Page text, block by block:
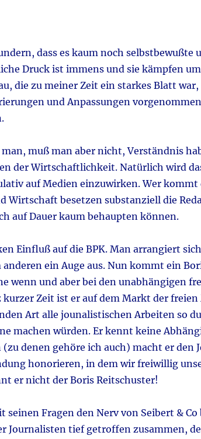
dass es kaum noch selbstbewußte
Druck ist immens und sie kämpfen
die zu meiner Zeit ein starkes Blatt
und Anpassungen
muß man aber nicht, Verständnis
der Wirtschaftlichkeit. Natürlich wird
auf Medien einzuwirken. Wer kommt
Wirtschaft besetzen substanziell die
auf Dauer kaum behaupten können.
Einfluß auf die BPK. Man arrangiert
ein Auge aus. Nun kommt ein
wenn und aber bei den unabhängigen
Zeit ist er auf dem Markt der freien
Art alle jounalistischen Arbeiten so
machen würden. Er kennt keine
denen gehöre ich auch) macht er den
honorieren, in dem wir freiwillig
er nicht der Boris Reitschuster!
Fragen den Nerv von Seibert & Co
tief getroffen zusammen,